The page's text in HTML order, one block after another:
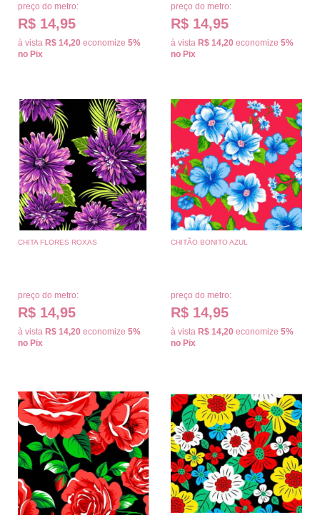
preço do metro:
R$ 14,95
à vista R$ 14,20 economize 5%
no Pix
preço do metro:
R$ 14,95
à vista R$ 14,20 economize 5%
no Pix
CHITA FLORES ROXAS
preço do metro:
R$ 14,95
à vista R$ 14,20 economize 5%
no Pix
CHITÃO BONITO AZUL
preço do metro:
R$ 14,95
à vista R$ 14,20 economize 5%
no Pix